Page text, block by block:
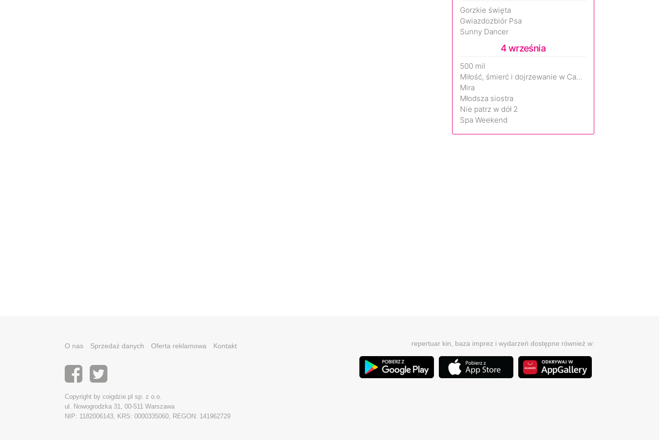
Gorzkie święta
Gwiazdozbiór Psa
Sunny Dancer
4 września
500 mil
Miłość, śmierć i dojrzewanie w Camp Miasma
Mira
Młodsza siostra
Nie patrz w dół 2
Spa Weekend
O nas Sprzedaż danych Oferta reklamowa Kontakt
Copyright by coigdzie.pl sp. z o.o.
ul. Nowogrodzka 31, 00-511 Warszawa
NIP: 1182006143, KRS: 0000335060, REGON: 141962729
repertuar kin, baza imprez i wydarzeń dostępne również w: